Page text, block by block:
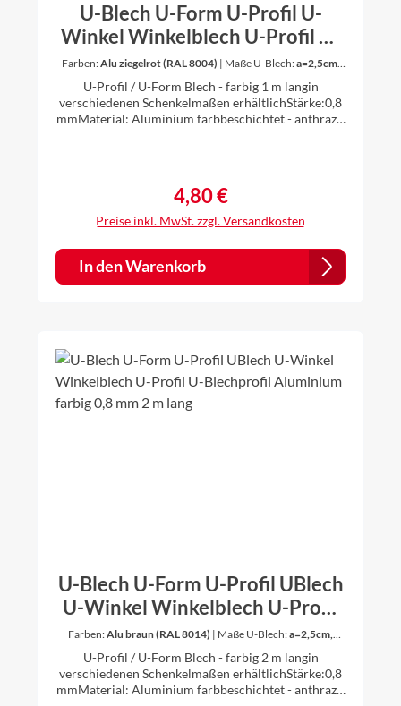
U-Blech U-Form U-Profil U-
Winkel Winkelblech U-Profil U-
Blechprofil Aluminium farbig 0,8
mm stark 1 m lang
Farben:Alu ziegelrot (RAL 8004) | Maße U-Blech:a=2,5cm,
U-Profil / U-Form Blech - farbig 1 m langin
verschiedenen Schenkelmaßen erhältlichStärke:0,8
mmMaterial: Aluminium farbbeschichtet - anthrazit
Ihren Vorstellungen anzufertigen.Einfach vor dem
Kauf anfragen.
Regulärer Preis:
4,80 €
Preise inkl. MwSt. zzgl. Versandkosten
In den Warenkorb
U-Blech U-Form U-Profil UBlech
U-Winkel Winkelblech U-Profil
U-Blechprofil Aluminium farbig
0,8 mm 2 m lang
Farben:Alu braun (RAL 8014) | Maße U-Blech:a=2,5cm,
U-Profil / U-Form Blech - farbig 2 m langin
verschiedenen Schenkelmaßen erhältlichStärke:0,8
mmMaterial: Aluminium farbbeschichtet - anthrazit